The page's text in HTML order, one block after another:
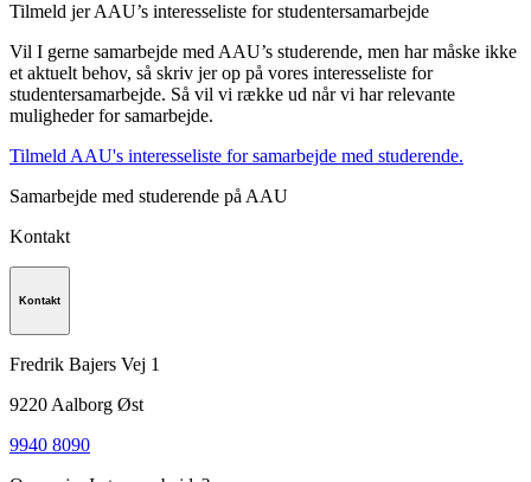
Tilmeld jer AAU’s interesseliste for studentersamarbejde
Vil I gerne samarbejde med AAU’s studerende, men har måske ikke
et aktuelt behov, så skriv jer op på vores interesseliste for
studentersamarbejde. Så vil vi række ud når vi har relevante
muligheder for samarbejde.
Tilmeld AAU's interesseliste for samarbejde med studerende.
Samarbejde med studerende på AAU
Kontakt
Kontakt
Fredrik Bajers Vej 1
9220 Aalborg Øst
9940 8090